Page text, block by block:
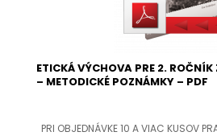
ETICKÁ VÝCHOVA PRE 2.
– METODICKÉ POZNÁMKY – PDF
PRI OBJEDNÁVKE 10 A VIAC KUSOV